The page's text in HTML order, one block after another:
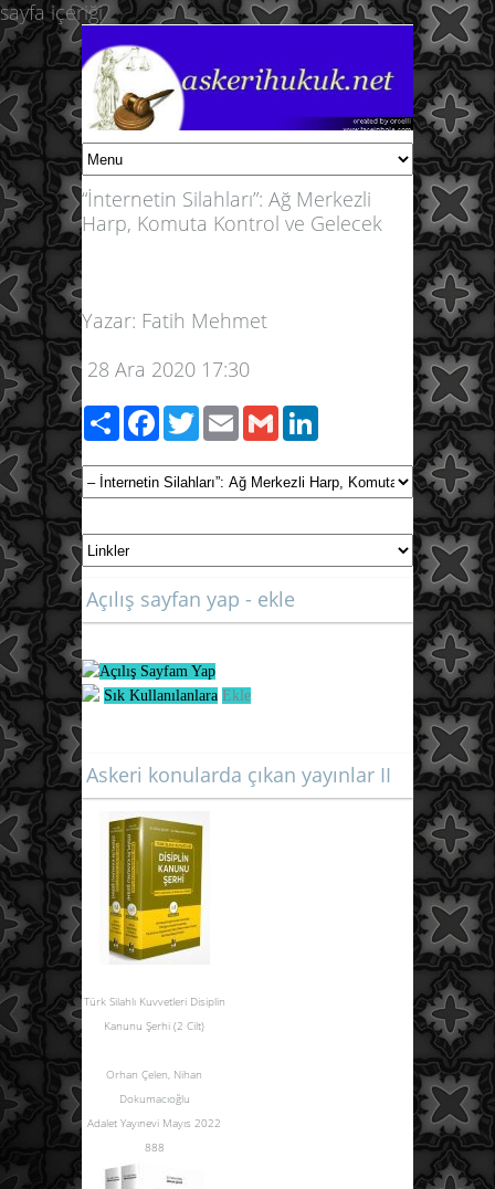
sayfa içeriği
“İnternetin Silahları”: Ağ Merkezli
Harp, Komuta Kontrol ve Gelecek
Yazar: Fatih Mehmet
28 Ara 2020 17:30
PaylaşFacebook
TwitterEmailGmail
Açılış sayfan yap - ekle
Açılış Sayfam Yap
Sık Kullanılanlara Ekle
Askeri konularda çıkan yayınlar II
Türk Silahlı Kuvvetleri Disiplin
Kanunu Şerhi (2 Cilt)
Orhan Çelen, Nihan
Dokumacıoğlu
Adalet Yayınevi Mayıs 2022
888